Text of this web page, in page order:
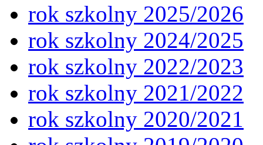
rok szkolny 2025/2026
rok szkolny 2024/2025
rok szkolny 2022/2023
rok szkolny 2021/2022
rok szkolny 2020/2021